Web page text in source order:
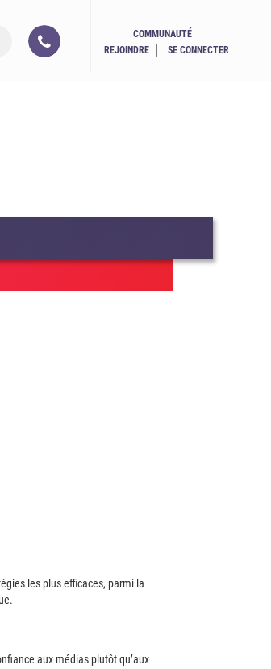
COMMUNAUTÉ
REJOINDRE
SE CONNECTER
les plus efficaces, parmi la
aux médias plutôt qu’aux